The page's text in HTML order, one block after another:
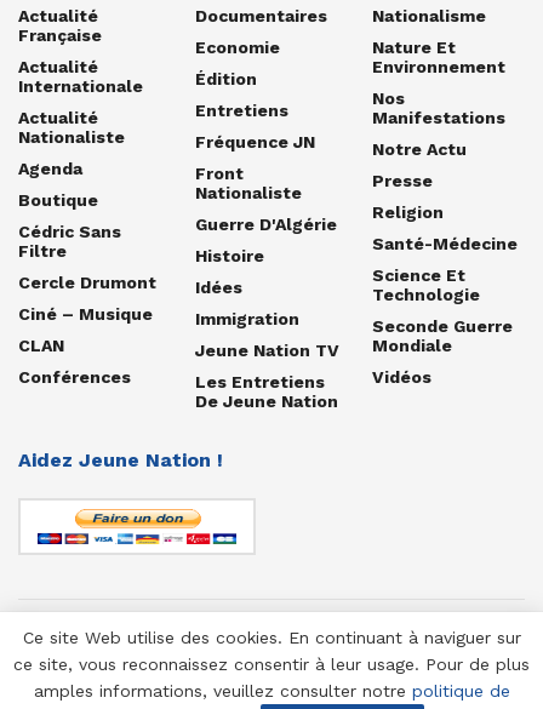
Actualité
Française
Actualité
Internationale
Actualité
Nationaliste
Agenda
Boutique
Cédric Sans
Filtre
Cercle Drumont
Ciné – Musique
CLAN
Conférences
Documentaires
Economie
Édition
Entretiens
Fréquence JN
Front
Nationaliste
Guerre D'Algérie
Histoire
Idées
Immigration
Jeune Nation TV
Les Entretiens
De Jeune Nation
Nationalisme
Nature Et
Environnement
Nos
Manifestations
Notre Actu
Presse
Religion
Santé-Médecine
Science Et
Technologie
Seconde Guerre
Mondiale
Vidéos
Aidez Jeune Nation !
© 1958-2025 Jeune Nation
Ce site Web utilise des cookies. En continuant à naviguer sur
ce site, vous reconnaissez consentir à leur usage. Pour de plus
amples informations, veuillez consulter notre politique de